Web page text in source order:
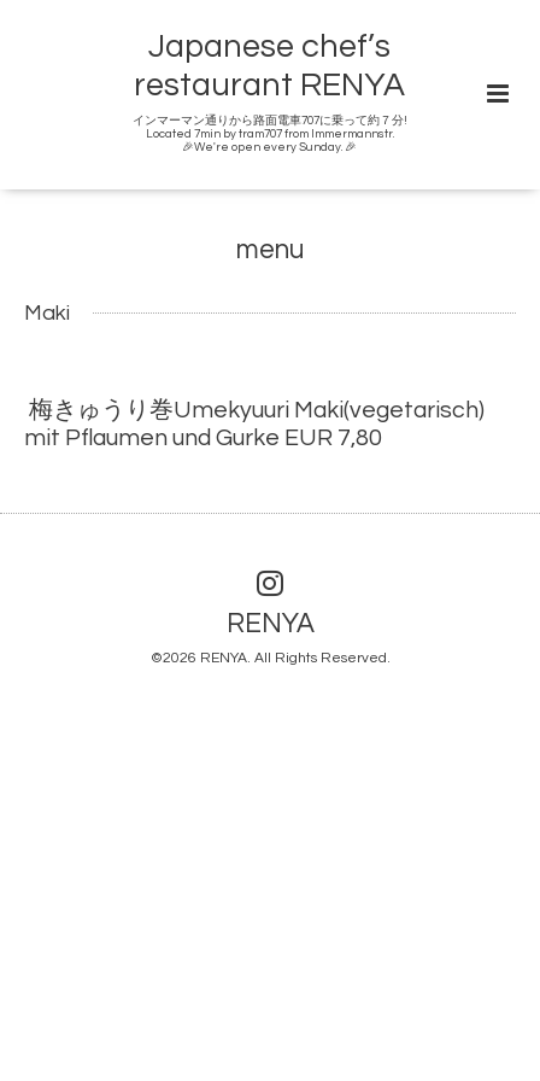
Japanese chef’s
restaurant RENYA
インマーマン通りから路面電車707に乗って約７分!
Located 7min by tram707 from Immermannstr.
🎉We're open every Sunday. 🎉
menu
Maki
梅きゅうり巻Umekyuuri Maki(vegetarisch)
mit Pflaumen und Gurke EUR 7,80
RENYA
©2026 RENYA. All Rights Reserved.